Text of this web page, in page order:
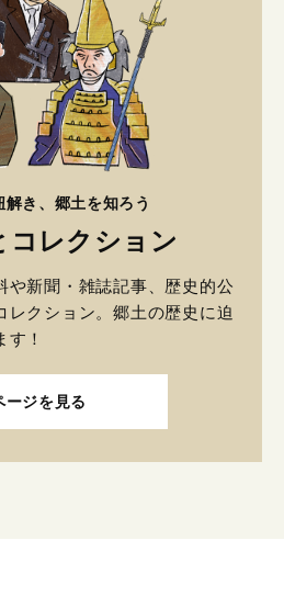
解き、郷土を知ろう
コレクション
や新聞・雑誌記事、歴史的公
レクション。郷土の歴史に迫
！
ージを見る